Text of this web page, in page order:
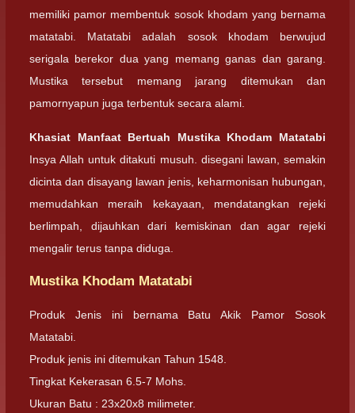
memiliki pamor membentuk sosok khodam yang bernama
matatabi. Matatabi adalah sosok khodam berwujud
serigala berekor dua yang memang ganas dan garang.
Mustika tersebut memang jarang ditemukan dan
pamornyapun juga terbentuk secara alami.
Khasiat Manfaat Bertuah Mustika Khodam Matatabi
Insya Allah untuk ditakuti musuh. disegani lawan, semakin
dicinta dan disayang lawan jenis, keharmonisan hubungan,
memudahkan meraih kekayaan, mendatangkan rejeki
berlimpah, dijauhkan dari kemiskinan dan agar rejeki
mengalir terus tanpa diduga.
Mustika Khodam Matatabi
Produk Jenis ini bernama Batu Akik Pamor Sosok
Matatabi.
Produk jenis ini ditemukan Tahun 1548.
Tingkat Kekerasan 6.5-7 Mohs.
Ukuran Batu : 23x20x8 milimeter.